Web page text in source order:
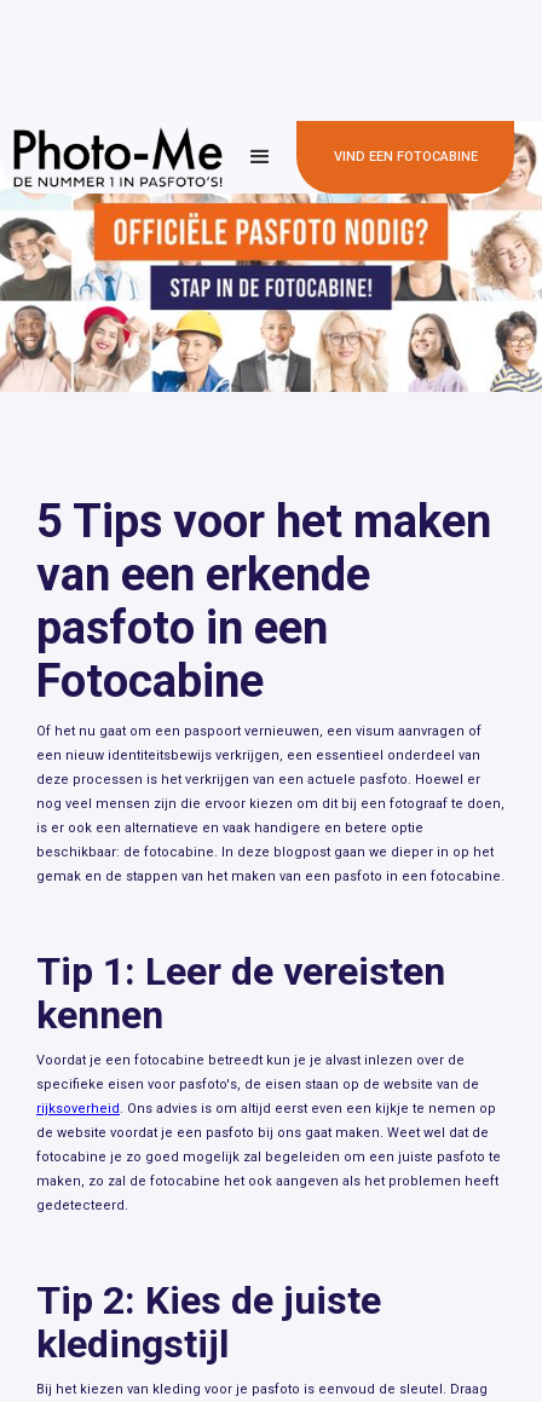
VIND EEN FOTOCABINE
5 Tips voor het maken
van een erkende
pasfoto in een
Fotocabine
Of het nu gaat om een paspoort vernieuwen, een visum aanvragen of
een nieuw identiteitsbewijs verkrijgen, een essentieel onderdeel van
deze processen is het verkrijgen van een actuele pasfoto. Hoewel er
nog veel mensen zijn die ervoor kiezen om dit bij een fotograaf te doen,
is er ook een alternatieve en vaak handigere en betere optie
beschikbaar: de fotocabine. In deze blogpost gaan we dieper in op het
gemak en de stappen van het maken van een pasfoto in een fotocabine.
Tip 1: Leer de vereisten
kennen
Voordat je een fotocabine betreedt kun je je alvast inlezen over de
specifieke eisen voor pasfoto's, de eisen staan op de website van de
rijksoverheid. Ons advies is om altijd eerst even een kijkje te nemen op
de website voordat je een pasfoto bij ons gaat maken. Weet wel dat de
fotocabine je zo goed mogelijk zal begeleiden om een juiste pasfoto te
maken, zo zal de fotocabine het ook aangeven als het problemen heeft
gedetecteerd.
Tip 2: Kies de juiste
kledingstijl
Bij het kiezen van kleding voor je pasfoto is eenvoud de sleutel. Draag